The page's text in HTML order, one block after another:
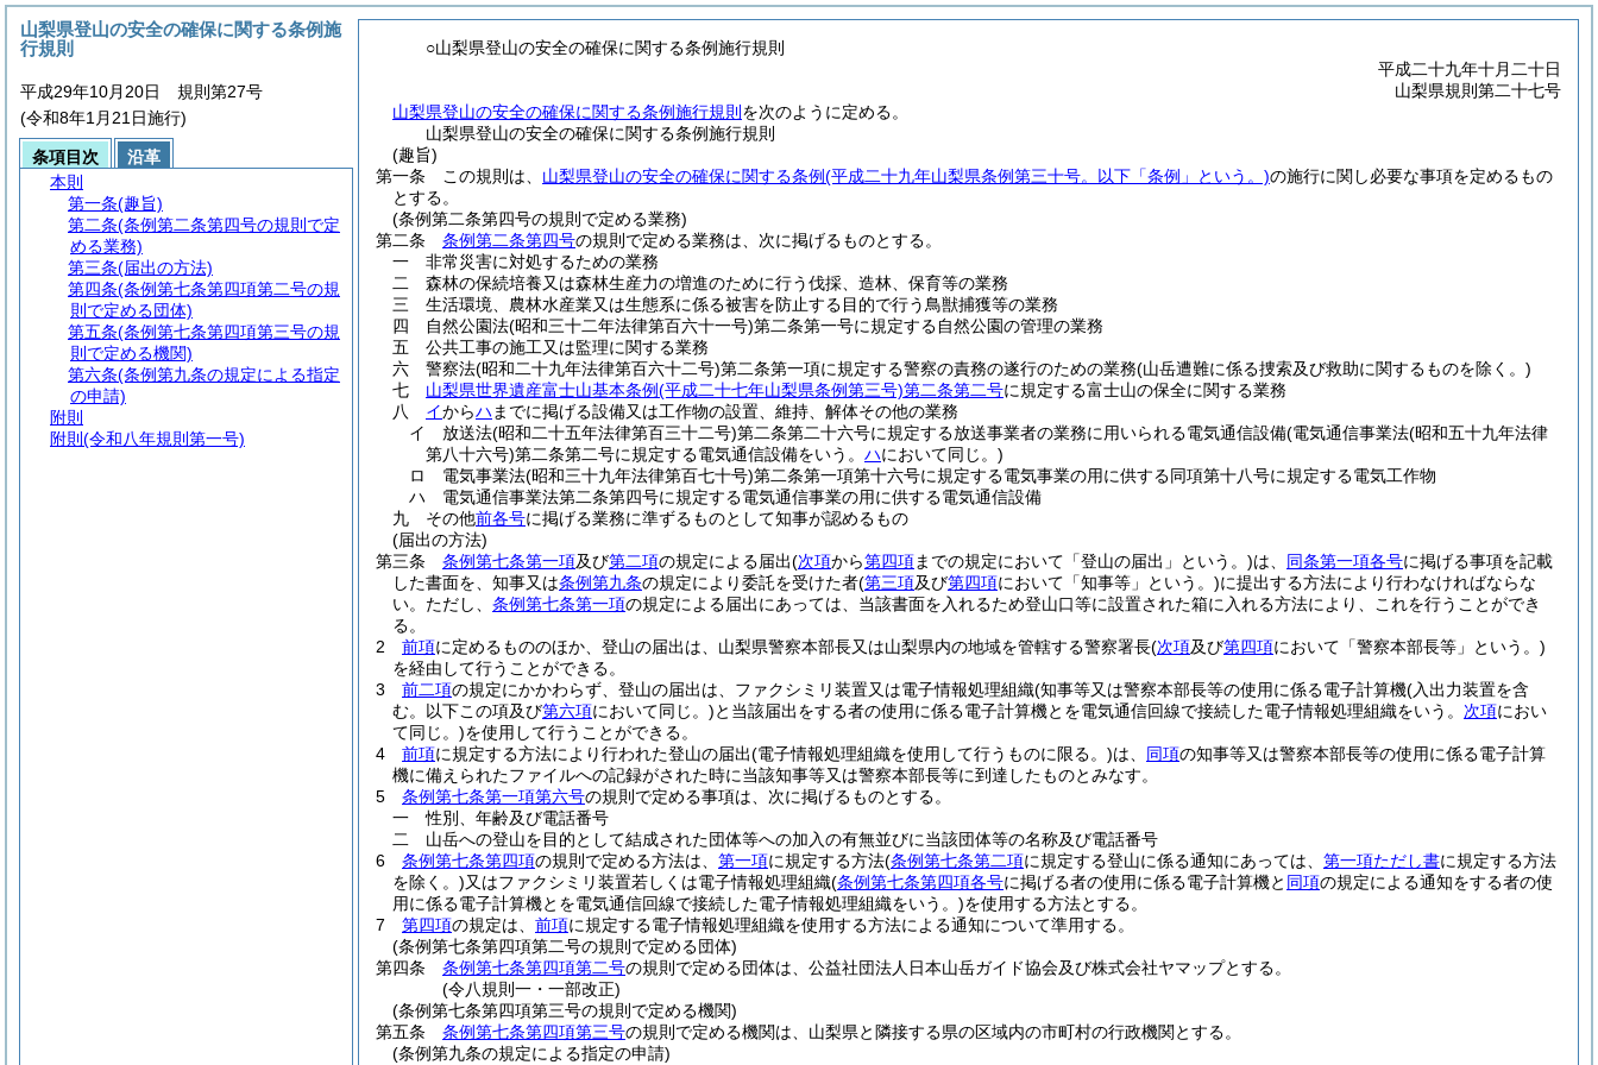
○山梨県登山の安全の確保に関する条例施行規則
平成二十九年十月二十日
山梨県規則第二十七号
山梨県登山の安全の確保に関する条例施行規則 を次のように定める。
山梨県登山の安全の確保に関する条例施行規則
(趣旨)
第一条
この規則は、 山梨県登山の安全の確保に関する条例(平成二十九年山梨県条例第三十号。以下「条例」という。)の施行に関し必要な事項を定めるもの
とする。
(条例第二条第四号の規則で定める業務)
第二条
条例第二条第四号の規則で定める業務は、次に掲げるものとする。
一
非常災害に対処するための業務
二
森林の保続培養又は森林生産力の増進のために行う伐採、造林、保育等の業務
三
生活環境、農林水産業又は生態系に係る被害を防止する目的で行う鳥獣捕獲等の業務
四
自然公園法(昭和三十二年法律第百六十一号)第二条第一号に規定する自然公園の管理の業務
五
公共工事の施工又は監理に関する業務
六
警察法(昭和二十九年法律第百六十二号)第二条第一項に規定する警察の責務の遂行のための業務(山岳遭難に係る捜索及び救助に関するものを除く。)
七
山梨県世界遺産富士山基本条例(平成二十七年山梨県条例第三号)第二条第二号に規定する富士山の保全に関する業務
八
イからハ までに掲げる設備又は工作物の設置、維持、解体その他の業務
イ
放送法(昭和二十五年法律第百三十二号)第二条第二十六号に規定する放送事業者の業務に用いられる電気通信設備(電気通信事業法(昭和五十九年法律
第八十六号)第二条第二号に規定する電気通信設備をいう。 ハにおいて同じ。)
ロ
電気事業法(昭和三十九年法律第百七十号)第二条第一項第十六号に規定する電気事業の用に供する同項第十八号に規定する電気工作物
ハ
電気通信事業法第二条第四号に規定する電気通信事業の用に供する電気通信設備
九
その他前各号に掲げる業務に準ずるものとして知事が認めるもの
(届出の方法)
第三条
条例第七条第一項及び第二項の規定による届出(次項から第四項までの規定において「登山の届出」という。)は、 同条第一項各号に掲げる事項を記載
した書面を、知事又は条例第九条の規定により委託を受けた者(第三項及び第四項において「知事等」という。)に提出する方法により行わなければならな
い。 ただし、 条例第七条第一項の規定による届出にあっては、当該書面を入れるため登山口等に設置された箱に入れる方法により、これを行うことができ
る。
2
前項に定めるもののほか、登山の届出は、山梨県警察本部長又は山梨県内の地域を管轄する警察署長(次項及び第四項において「警察本部長等」という。)
を経由して行うことができる。
3
前二項の規定にかかわらず、登山の届出は、ファクシミリ装置又は電子情報処理組織(知事等又は警察本部長等の使用に係る電子計算機(入出力装置を含
む。以下この項及び第六項において同じ。)と当該届出をする者の使用に係る電子計算機とを電気通信回線で接続した電子情報処理組織をいう。 次項におい
て同じ。)を使用して行うことができる。
4
前項に規定する方法により行われた登山の届出(電子情報処理組織を使用して行うものに限る。)は、 同項の知事等又は警察本部長等の使用に係る電子計算
機に備えられたファイルへの記録がされた時に当該知事等又は警察本部長等に到達したものとみなす。
5
条例第七条第一項第六号の規則で定める事項は、次に掲げるものとする。
一
性別、年齢及び電話番号
二
山岳への登山を目的として結成された団体等への加入の有無並びに当該団体等の名称及び電話番号
6
条例第七条第四項の規則で定める方法は、 第一項に規定する方法(条例第七条第二項に規定する登山に係る通知にあっては、 第一項ただし書に規定する方法
を除く。)又はファクシミリ装置若しくは電子情報処理組織(条例第七条第四項各号に掲げる者の使用に係る電子計算機と 同項の規定による通知をする者の使
用に係る電子計算機とを電気通信回線で接続した電子情報処理組織をいう。)を使用する方法とする。
7
第四項の規定は、 前項に規定する電子情報処理組織を使用する方法による通知について準用する。
(条例第七条第四項第二号の規則で定める団体)
第四条
条例第七条第四項第二号の規則で定める団体は、公益社団法人日本山岳ガイド協会及び株式会社ヤマップとする。
(令八規則一・一部改正)
(条例第七条第四項第三号の規則で定める機関)
第五条
条例第七条第四項第三号の規則で定める機関は、山梨県と隣接する県の区域内の市町村の行政機関とする。
(条例第九条の規定による指定の申請)
山梨県登山の安全の確保に関する条例施
行規則
平成29年10月20日 規則第27号
(令和8年1月21日施行)
条項目次
沿革
本則
第一条(趣旨)
第二条(条例第二条第四号の規則で定
める業務)
第三条(届出の方法)
第四条(条例第七条第四項第二号の規
則で定める団体)
第五条(条例第七条第四項第三号の規
則で定める機関)
第六条(条例第九条の規定による指定
の申請)
附則
附則 (令和八年規則第一号)